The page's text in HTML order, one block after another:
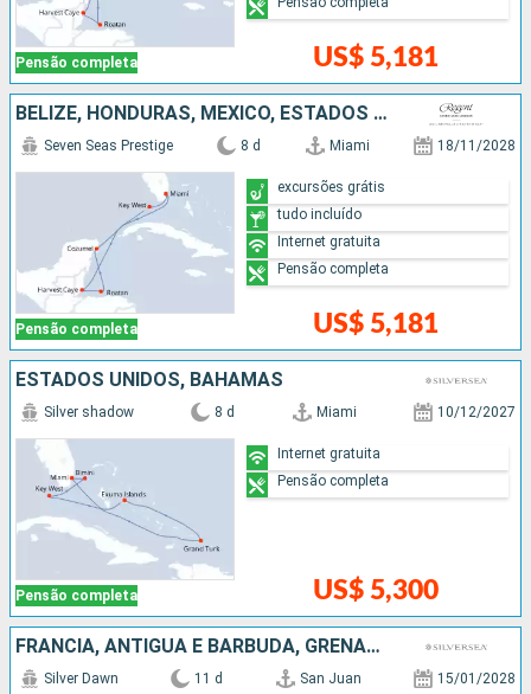
Pensão completa US$ 5,181
BELIZE, HONDURAS, MÉXICO, ESTADOS UNIDOS
Pensão completa
Seven Seas Prestige 8 d Miami 18/11/2028
US$ 5,181
excursões grátis
tudo incluído
Internet gratuita
Pensão completa
ESTADOS UNIDOS, BAHAMAS
Pensão completa
Silver shadow 8 d Miami 10/12/2027
US$ 5,300
Internet gratuita
Pensão completa
FRANCIA, ANTIGUA E BARBUDA, GRENADA, SÃO VINCENTE E GRANADINAS, SANTA LUCIA, PORTO RICO
Silver Dawn 11 d San Juan 15/01/2028